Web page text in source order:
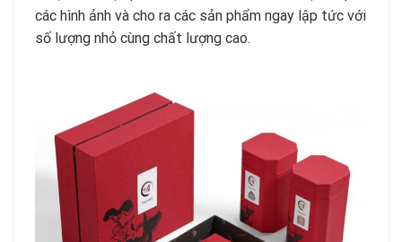
các hình ảnh và cho ra các sản phẩm ngay lập tức với
số lượng nhỏ cùng chất lượng cao.